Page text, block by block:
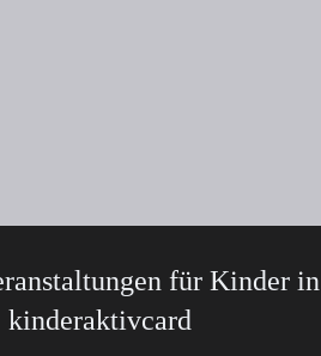
für Kinder
kinderaktivcard